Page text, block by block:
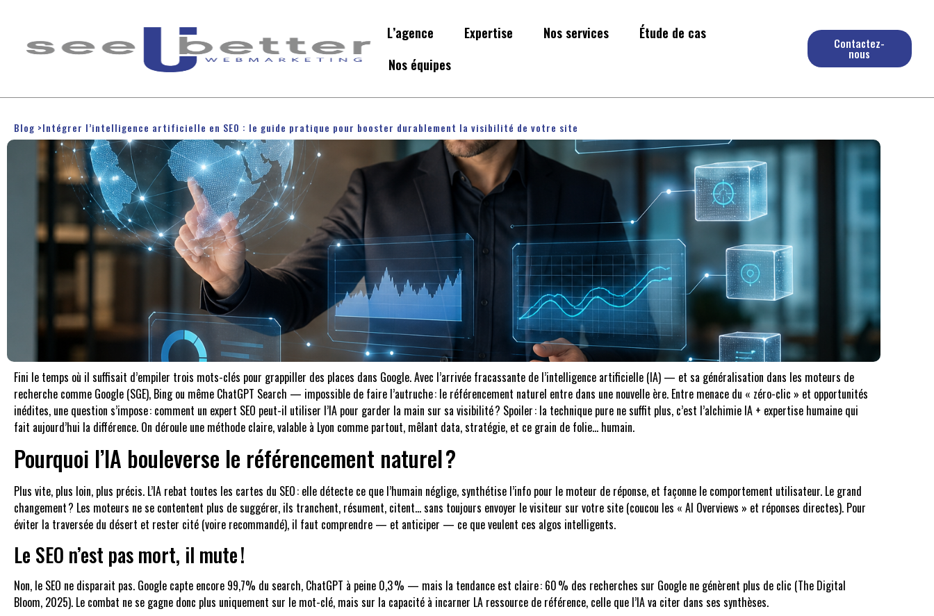
L’agence Expertise Nos services
Étude de cas
Nos équipes
Contactez-
nous
Blog >Intégrer l’intelligence artificielle en SEO : le guide pratique pour booster durablement la visibilité de votre site
Fini le temps où il suffisait d’empiler trois mots-clés pour grappiller des places dans Google. Avec l’arrivée fracassante de l’intelligence artificielle (IA) — et sa généralisation dans les moteurs de
recherche comme Google (SGE), Bing ou même ChatGPT Search — impossible de faire l’autruche : le référencement naturel entre dans une nouvelle ère. Entre menace du « zéro-clic » et opportunités
inédites, une question s’impose : comment un expert SEO peut-il utiliser l’IA pour garder la main sur sa visibilité ? Spoiler : la technique pure ne suffit plus, c’est l’alchimie IA + expertise humaine qui
fait aujourd’hui la différence. On déroule une méthode claire, valable à Lyon comme partout, mêlant data, stratégie, et ce grain de folie… humain.
Pourquoi l’IA bouleverse le référencement naturel ?
Plus vite, plus loin, plus précis. L’IA rebat toutes les cartes du SEO : elle détecte ce que l’humain néglige, synthétise l’info pour le moteur de réponse, et façonne le comportement utilisateur. Le grand
changement ? Les moteurs ne se contentent plus de suggérer, ils tranchent, résument, citent… sans toujours envoyer le visiteur sur votre site (coucou les « AI Overviews » et réponses directes). Pour
éviter la traversée du désert et rester cité (voire recommandé), il faut comprendre — et anticiper — ce que veulent ces algos intelligents.
Le SEO n’est pas mort, il mute !
Non, le SEO ne disparait pas. Google capte encore 99,7% du search, ChatGPT à peine 0,3 % — mais la tendance est claire : 60 % des recherches sur Google ne génèrent plus de clic (The Digital
Bloom, 2025). Le combat ne se gagne donc plus uniquement sur le mot-clé, mais sur la capacité à incarner LA ressource de référence, celle que l’IA va citer dans ses synthèses.